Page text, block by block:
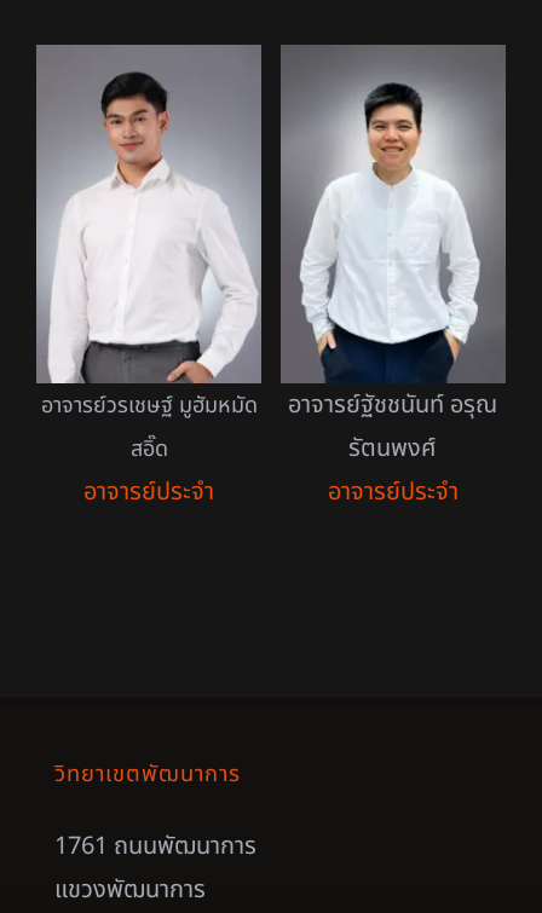
อาจารย์วรเชษฐ์ มูฮัมหมัด
สอิ๊ด
อาจารย์ประจำ
อาจารย์ฐัชชนันท์ อรุณ
รัตนพงศ์
อาจารย์ประจำ
วิทยาเขตพัฒนาการ
1761 ถนนพัฒนาการ
แขวงพัฒนาการ